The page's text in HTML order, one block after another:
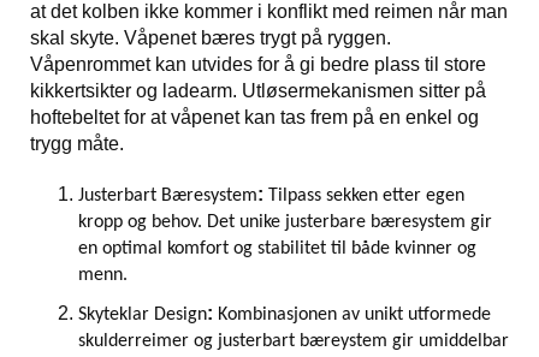
at det kolben ikke kommer i konflikt med reimen når man
skal skyte. Våpenet bæres trygt på ryggen.
Våpenrommet kan utvides for å gi bedre plass til store
kikkertsikter og ladearm. Utløsermekanismen sitter på
hoftebeltet for at våpenet kan tas frem på en enkel og
trygg måte.
Justerbart Bæresystem: Tilpass sekken etter egen
kropp og behov. Det unike justerbare bæresystem gir
en optimal komfort og stabilitet til både kvinner og
menn.
Skyteklar Design: Kombinasjonen av unikt utformede
skulderreimer og justerbart bæreystem gir umiddelbar